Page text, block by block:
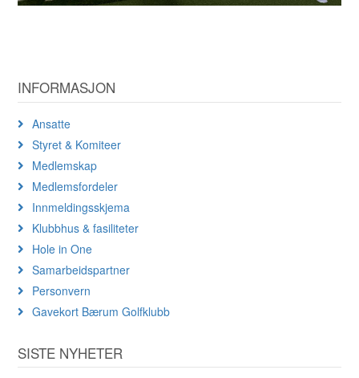
INFORMASJON
Ansatte
Styret & Komiteer
Medlemskap
Medlemsfordeler
Innmeldingsskjema
Klubbhus & fasiliteter
Hole in One
Samarbeidspartner
Personvern
Gavekort Bærum Golfklubb
SISTE NYHETER